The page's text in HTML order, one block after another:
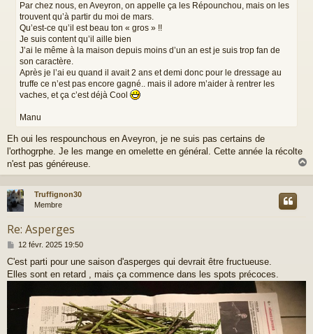
Par chez nous, en Aveyron, on appelle ça les Répounchou, mais on les
trouvent qu’à partir du moi de mars.
Qu’est-ce qu’il est beau ton « gros » !!
Je suis content qu’il aille bien
J’ai le même à la maison depuis moins d’un an est je suis trop fan de
son caractère.
Après je l’ai eu quand il avait 2 ans et demi donc pour le dressage au
truffe ce n’est pas encore gagné.. mais il adore m’aider à rentrer les
vaches, et ça c’est déjà Cool
Manu
Eh oui les respounchous en Aveyron, je ne suis pas certains de
l'orthogrphe. Je les mange en omelette en général. Cette année la récolte
n'est pas généreuse.
a
Truffignon30
Membre
Re: Asperges
M
s
s
e
12 févr. 2025 19:50
C'est parti pour une saison d'asperges qui devrait être fructueuse.
Elles sont en retard , mais ça commence dans les spots précoces.